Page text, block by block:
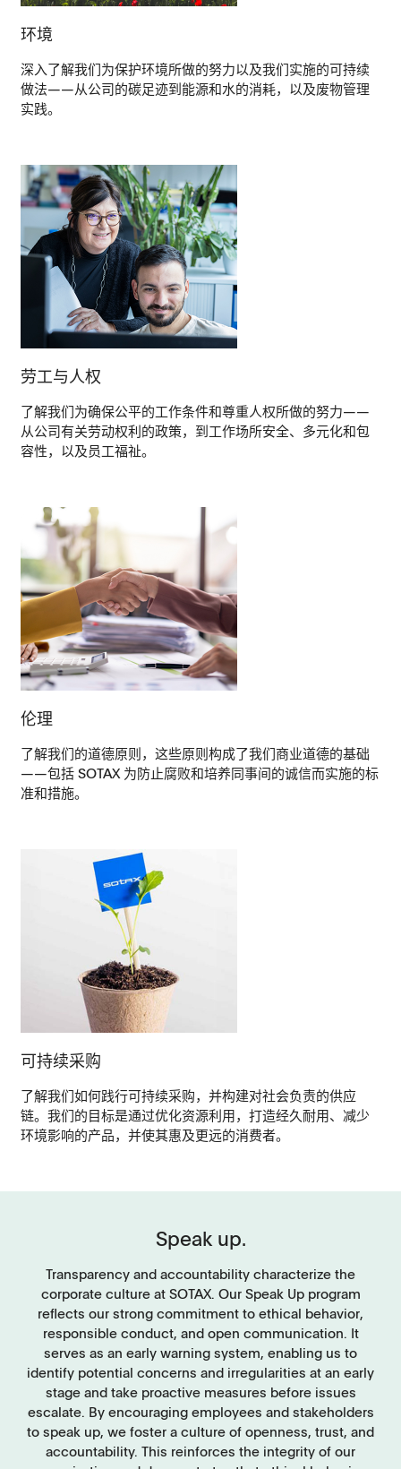
环境
深入了解我们为保护环境所做的努力以及我们实施的可持续
做法——从公司的碳足迹到能源和水的消耗，以及废物管理
实践。
劳工与人权
了解我们为确保公平的工作条件和尊重人权所做的努力——
从公司有关劳动权利的政策，到工作场所安全、多元化和包
容性，以及员工福祉。
伦理
了解我们的道德原则，这些原则构成了我们商业道德的基础
——包括 SOTAX 为防止腐败和培养同事间的诚信而实施的标
准和措施。
可持续采购
了解我们如何践行可持续采购，并构建对社会负责的供应
链。我们的目标是通过优化资源利用，打造经久耐用、减少
环境影响的产品，并使其惠及更远的消费者。
Speak up.
Transparency and accountability characterize the
corporate culture at SOTAX. Our Speak Up program
reflects our strong commitment to ethical behavior,
responsible conduct, and open communication. It
serves as an early warning system, enabling us to
identify potential concerns and irregularities at an early
stage and take proactive measures before issues
escalate. By encouraging employees and stakeholders
to speak up, we foster a culture of openness, trust, and
accountability. This reinforces the integrity of our